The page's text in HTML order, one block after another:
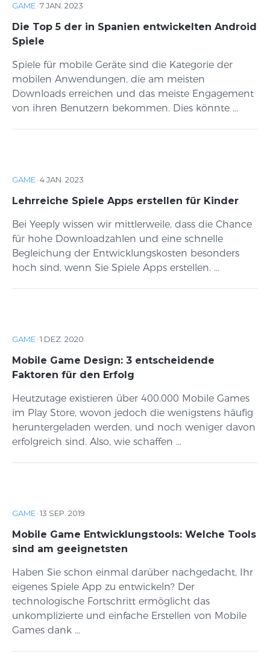
GAME·7 JAN. 2023
Die Top 5 der in Spanien entwickelten Android
Spiele
Spiele für mobile Geräte sind die Kategorie der
mobilen Anwendungen, die am meisten
Downloads erreichen und das meiste Engagement
von ihren Benutzern bekommen. Dies könnte ...
GAME·4 JAN. 2023
Lehrreiche Spiele Apps erstellen für Kinder
Bei Yeeply wissen wir mittlerweile, dass die Chance
für hohe Downloadzahlen und eine schnelle
Begleichung der Entwicklungskosten besonders
hoch sind, wenn Sie Spiele Apps erstellen. ...
GAME·1 DEZ. 2020
Mobile Game Design: 3 entscheidende
Faktoren für den Erfolg
Heutzutage existieren über 400.000 Mobile Games
im Play Store, wovon jedoch die wenigstens häufig
heruntergeladen werden, und noch weniger davon
erfolgreich sind. Also, wie schaffen ...
GAME·13 SEP. 2019
Mobile Game Entwicklungstools: Welche Tools
sind am geeignetsten
Haben Sie schon einmal darüber nachgedacht, Ihr
eigenes Spiele App zu entwickeln? Der
technologische Fortschritt ermöglicht das
unkomplizierte und einfache Erstellen von Mobile
Games dank ...